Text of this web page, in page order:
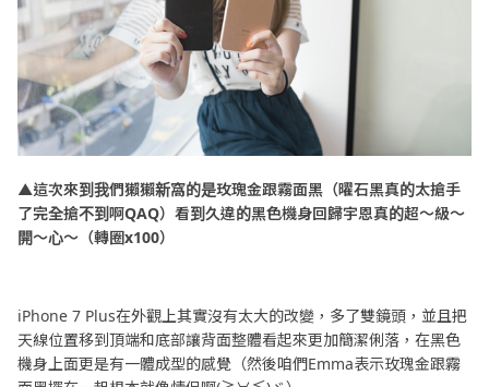
▲這次來到我們獺獺新窩的是玫瑰金跟霧面黑（曜石黑真的太搶手
了完全搶不到啊QAQ）看到久違的黑色機身回歸宇恩真的超～級～
開～心～（轉圈x100）
iPhone 7 Plus在外觀上其實沒有太大的改變，多了雙鏡頭，並且把
天線位置移到頂端和底部讓背面整體看起來更加簡潔俐落，在黑色
機身上面更是有一體成型的感覺（然後咱們Emma表示玫瑰金跟霧